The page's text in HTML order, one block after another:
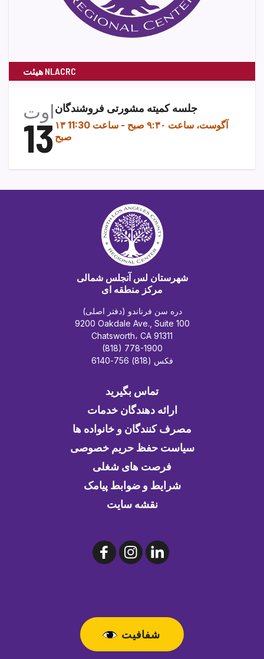
هیئت NLACRC
اوت
13
جلسه کمیته مشورتی فروشندگان
۱۳ آگوست، ساعت ۹:۳۰ صبح -
ساعت 11:30
صبح
شهرستان لس آنجلس شمالی
مرکز منطقه ای
دره سن فرناندو (دفتر اصلی)
9200 Oakdale Ave., Suite 100
Chatsworth، CA 91311
(818) 778-1900
فکس (818) 756-6140
تماس بگیرید
ارائه دهندگان خدمات
مصرف کنندگان و خانواده ها
سیاست حفظ حریم خصوصی
فرصت های شغلی
شرایط و ضوابط پیامک
نقشه سایت
شفافیت